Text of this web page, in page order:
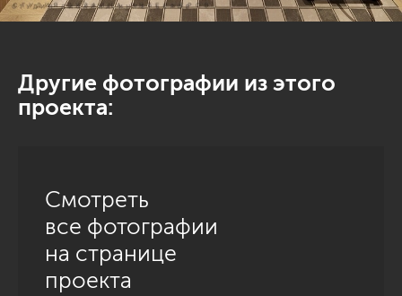
Другие фотографии из этого
проекта:
Смотреть
все фотографии
на странице
проекта